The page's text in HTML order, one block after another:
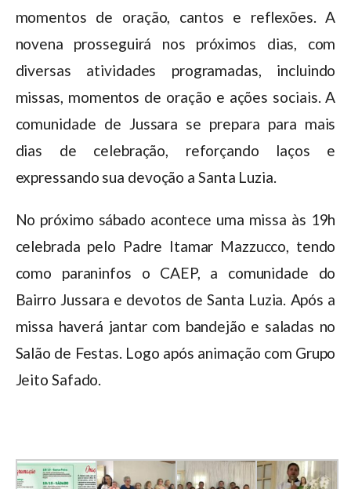
momentos de oração, cantos e reflexões. A
novena prosseguirá nos próximos dias, com
diversas atividades programadas, incluindo
missas, momentos de oração e ações sociais. A
comunidade de Jussara se prepara para mais
dias de celebração, reforçando laços e
expressando sua devoção a Santa Luzia.
No próximo sábado acontece uma missa às 19h
celebrada pelo Padre Itamar Mazzucco, tendo
como paraninfos o CAEP, a comunidade do
Bairro Jussara e devotos de Santa Luzia. Após a
missa haverá jantar com bandejão e saladas no
Salão de Festas. Logo após animação com Grupo
Jeito Safado.